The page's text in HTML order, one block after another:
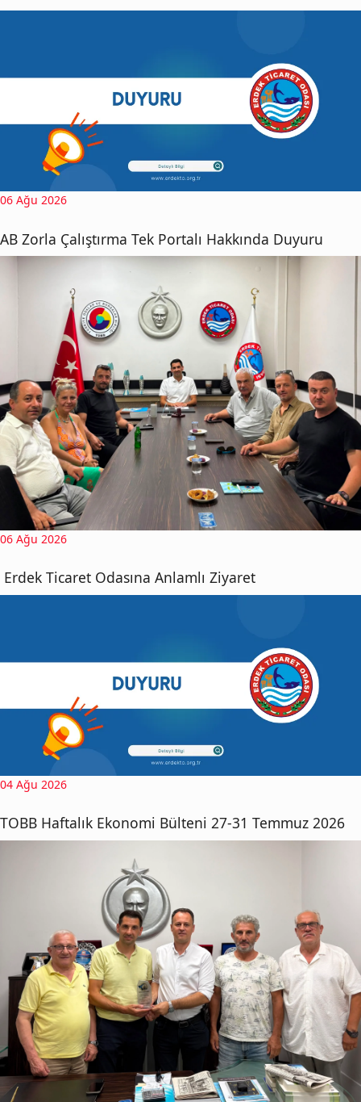
06 Ağu 2026
AB Zorla Çalıştırma Tek Portalı Hakkında Duyuru
06 Ağu 2026
Erdek Ticaret Odasına Anlamlı Ziyaret
04 Ağu 2026
TOBB Haftalık Ekonomi Bülteni 27-31 Temmuz 2026